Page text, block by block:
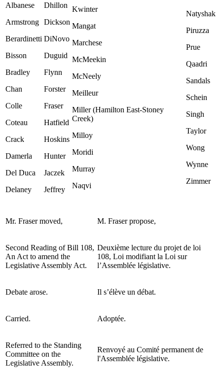
Albanese
Armstrong
Berardinetti
Bisson
Bradley
Chan
Colle
Coteau
Crack
Damerla
Del Duca
Delaney
Dhillon
Dickson
DiNovo
Duguid
Flynn
Forster
Fraser
Hatfield
Hoskins
Hunter
Jaczek
Jeffrey
Kwinter
Mangat
Marchese
McMeekin
McNeely
Meilleur
Miller (Hamilton East-Stoney
Creek)
Milloy
Moridi
Murray
Naqvi
Natyshak
Piruzza
Prue
Qaadri
Sandals
Schein
Singh
Taylor
Wong
Wynne
Zimmer
Mr. Fraser moved, M. Fraser propose,
Second Reading of Bill 108,
An Act to amend the
Legislative Assembly Act.
Deuxième lecture du projet de loi
108, Loi modifiant la Loi sur
l’Assemblée législative.
Debate arose. Il s’élève un débat.
Carried. Adoptée.
Referred to the Standing
Committee on the
Legislative Assembly.
Renvoyé au Comité permanent de
l'Assemblée législative.